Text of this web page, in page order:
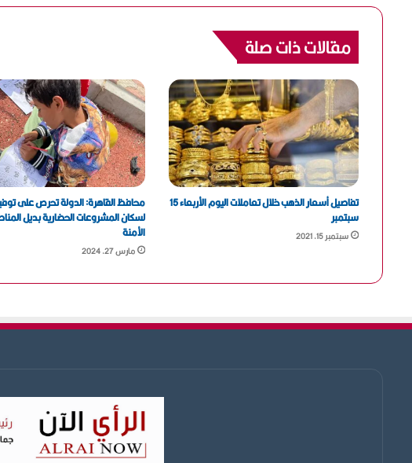
مقالات ذات صلة
تفاصيل أسعار الذهب خلال تعاملات اليوم الأربعاء 15
سبتمبر
سبتمبر 15, 2021
محافظ القاهرة: الدولة تحرص على
لسكان المشروعات الحضارية بديل
الأمنة
مارس 27, 2024